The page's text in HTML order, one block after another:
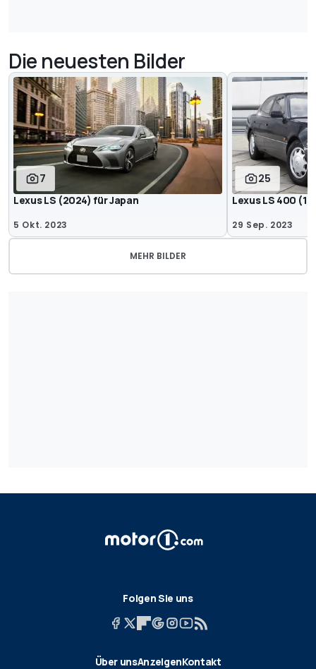
Die neuesten Bilder
7
Lexus LS (2024) für Japan
5 Okt. 2023
25
Lexus LS 400
29 Sep. 2023
MEHR BILDER
Folgen Sie uns
Über unsAnzeigenKontakt